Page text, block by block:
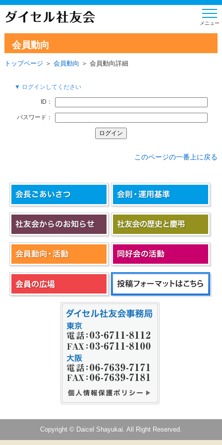
会員動向
トップページ ＞ 会員動向 ＞ 会員動向詳細
▼ ログインしてください
ID：
パスワード：
このページの一番上に戻る
Copyright © Daicel Shayukai. All Right Reserved.